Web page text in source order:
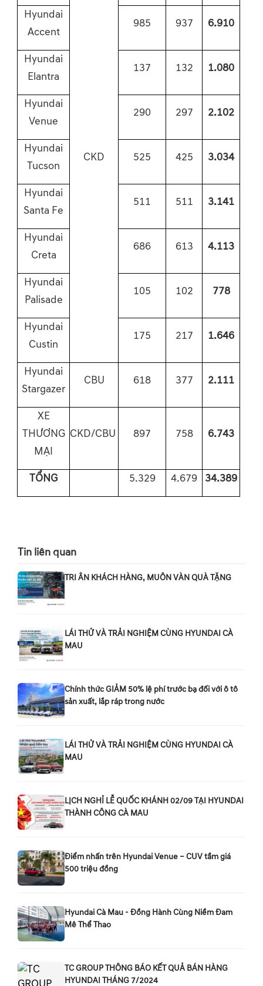
CKD
Hyundai
Accent
985 937 6.910
Hyundai
Elantra
137 132 1.080
Hyundai
Venue
290 297 2.102
Hyundai
Tucson
525 425 3.034
Hyundai
Santa Fe
511 511 3.141
Hyundai
Creta
686 613 4.113
Hyundai
Palisade
105 102 778
Hyundai
Custin
175 217 1.646
Hyundai
Stargazer
CBU 618 377 2.111
XE
THƯƠNG
MẠI
CKD/CBU 897 758 6.743
TỔNG 5.329 4.679 34.389
Tin liên quan
TRI ÂN KHÁCH HÀNG, MUÔN VÀN QUÀ TẶNG
LÁI THỬ VÀ TRẢI NGHIỆM CÙNG HYUNDAI CÀ
MAU
Chính thức GIẢM 50% lệ phí trước bạ đối với ô tô
sản xuất, lắp ráp trong nước
LÁI THỬ VÀ TRẢI NGHIỆM CÙNG HYUNDAI CÀ
MAU
LỊCH NGHỈ LỄ QUỐC KHÁNH 02/09 TẠI HYUNDAI
THÀNH CÔNG CÀ MAU
Điểm nhấn trên Hyundai Venue – CUV tầm giá
500 triệu đồng
Hyundai Cà Mau - Đồng Hành Cùng Niềm Đam
Mê Thể Thao
TC GROUP THÔNG BÁO KẾT QUẢ BÁN HÀNG
HYUNDAI THÁNG 7/2024